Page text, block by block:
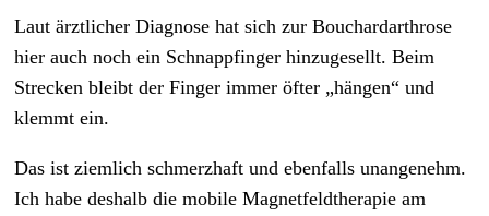
Laut ärztlicher Diagnose hat sich zur Bouchardarthrose
hier auch noch ein Schnappfinger hinzugesellt. Beim
Strecken bleibt der Finger immer öfter „hängen“ und
klemmt ein.
Das ist ziemlich schmerzhaft und ebenfalls unangenehm.
Ich habe deshalb die mobile Magnetfeldtherapie am